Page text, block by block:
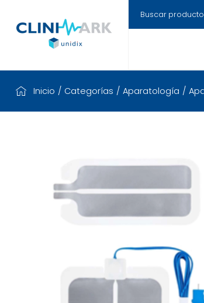
Inicio / Categorías / Aparatología /